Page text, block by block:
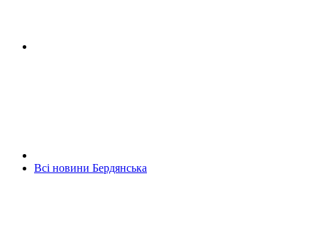
Всі новини Бердянська